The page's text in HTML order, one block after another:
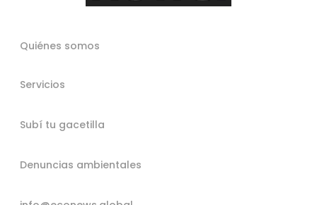
Quiénes somos
Servicios
Subí tu gacetilla
Denuncias ambientales